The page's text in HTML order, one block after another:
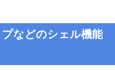
などのシェル機能